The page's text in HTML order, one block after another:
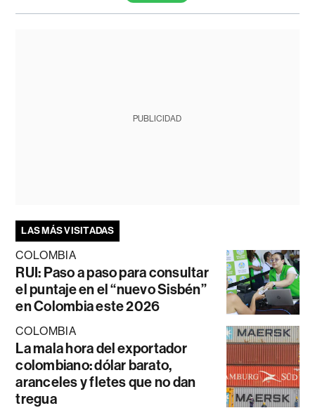
PUBLICIDAD
LAS MÁS VISITADAS
COLOMBIA
RUI: Paso a paso para consultar
el puntaje en el “nuevo Sisbén”
en Colombia este 2026
COLOMBIA
La mala hora del exportador
colombiano: dólar barato,
aranceles y fletes que no dan
tregua